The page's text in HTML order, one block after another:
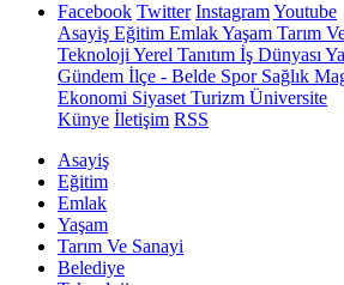
Facebook Twitter InstagramYoutube
Asayiş Eğitim EmlakYaşam Tarım
Teknoloji Yerel Tanıtım İş Dünyası
Gündem İlçe - Belde SporSağlık
Ekonomi Siyaset Turizm Üniversite
Künye İletişim RSS
Asayiş
Eğitim
Emlak
Yaşam
Tarım Ve Sanayi
Belediye